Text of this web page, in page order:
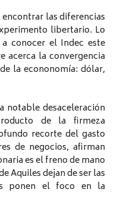
las diferencias
libertario. Lo
conocer el Indec este
acerca la convergencia
la econonomía: dólar,
notable desaceleración
de la firmeza
recorte del gasto
de negocios, afirman
es el freno de mano
Aquiles dejan de ser las
ponen el foco en la